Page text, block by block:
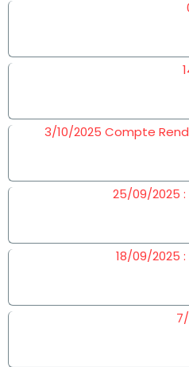
3/10/2025 Compte
25/09/2025
18/09/2025